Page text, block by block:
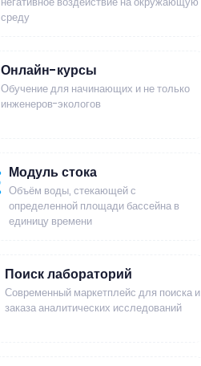
среду
Онлайн-курсы
Обучение для начинающих и не только
инженеров-экологов
Модуль стока
Объём воды, стекающей с
определенной площади бассейна в
единицу времени
Поиск лабораторий
Современный маркетплейс для поиска и
заказа аналитических исследований